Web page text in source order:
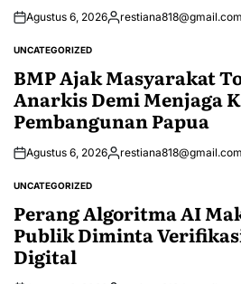
Agustus 6, 2026Posted
restiana818@gmail.com
POSTED
UNCATEGORIZED
BMP Ajak Masyarakat
Anarkis Demi Menjaga
Pembangunan Papua
Agustus 6, 2026Posted
restiana818@gmail.com
POSTED
UNCATEGORIZED
Perang Algoritma AI
Publik Diminta
Digital